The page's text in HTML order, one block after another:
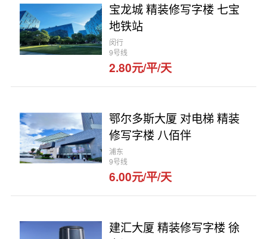
宝龙城 精装修写字楼 七宝
地铁站
闵行
9号线
2.80元/平/天
鄂尔多斯大厦 对电梯 精装
修写字楼 八佰伴
浦东
9号线
6.00元/平/天
建汇大厦 精装修写字楼 徐